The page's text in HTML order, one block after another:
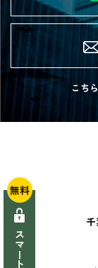
こち
無料